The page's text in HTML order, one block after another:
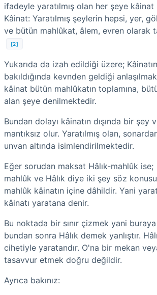
ifadeyle yaratılmış olan her şeye
Kâinat: Yaratılmış şeylerin hepsi, yer,
ve bütün mahlûkat, âlem, evren olarak
[2]
Yukarıda da izah edildiği üzere;
bakıldığında kevnden geldiği
kâinat bütün mahlûkatın toplamına,
alan şeye denilmektedir.
Bundan dolayı kâinatın dışında bir şey
mantıksız olur. Yaratılmış olan,
unvan altında isimlendirilmektedir.
Eğer sorudan maksat Hâlık-mahlûk
mahlûk ve Hâlık diye iki şey söz
mahlûk kâinatın içine dâhildir. Yani
kâinatı yaratana denir.
Bu noktada bir sınır çizmek yani
bundan sonra Hâlık demek yanlıştır.
cihetiyle yaratandır. O'na bir mekan
tasavvur etmek doğru değildir.
Ayrıca bakınız: